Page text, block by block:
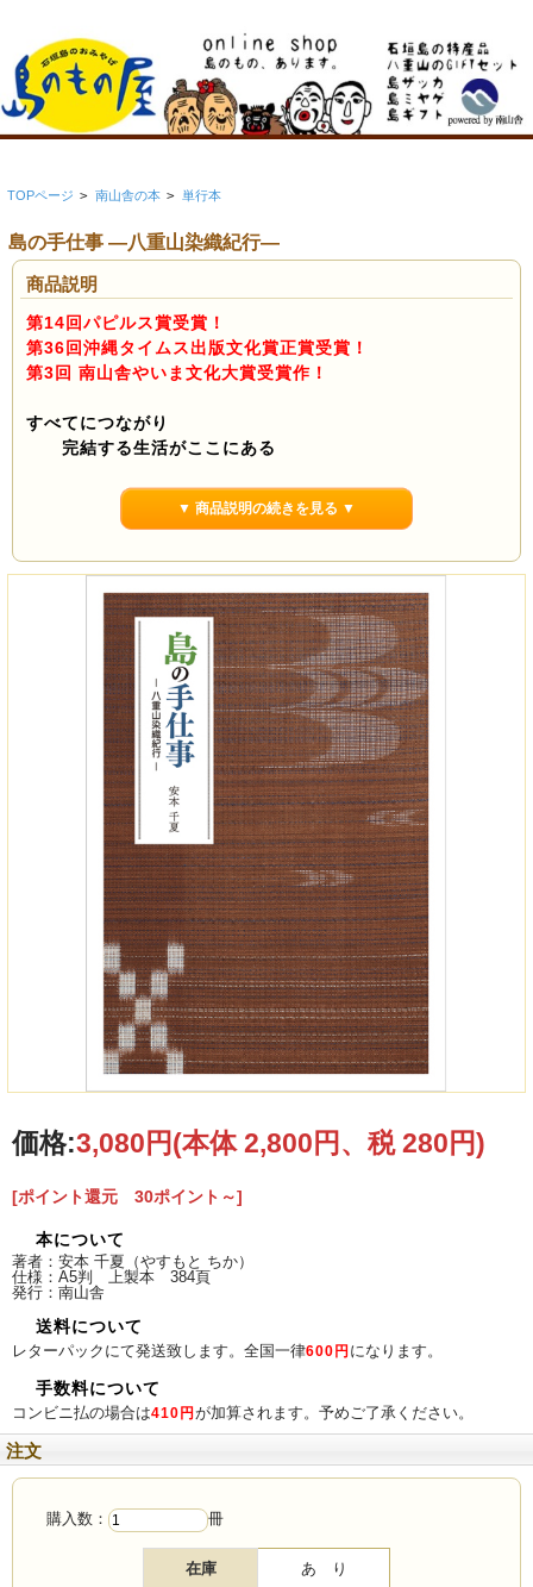
TOPページ > 南山舎の本 > 単行本
島の手仕事 ―八重山染織紀行―
商品説明
第14回パピルス賞受賞！
第36回沖縄タイムス出版文化賞正賞受賞！
第3回 南山舎やいま文化大賞受賞作！
すべてにつながり
完結する生活がここにある
手仕事の日々が続いていく
▼ 商品説明の続きを見る ▼
価格:3,080円(本体 2,800円、税 280円)
[ポイント還元 30ポイント～]
本について
著者：安本 千夏（やすもと ちか）
仕様：A5判 上製本 384頁
発行：南山舎
送料について
レターパックにて発送致します。全国一律600円 になります。
手数料について
コンビニ払の場合は410円 が加算されます。予めご了承ください。
注文
購入数： 冊
在庫 あ り